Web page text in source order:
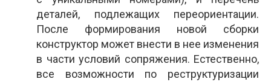
деталей, подлежащих переориентации.
После формирования новой сборки
конструктор может внести в нее изменения
в части условий сопряжения. Естественно,
все возможности по реструктуризации